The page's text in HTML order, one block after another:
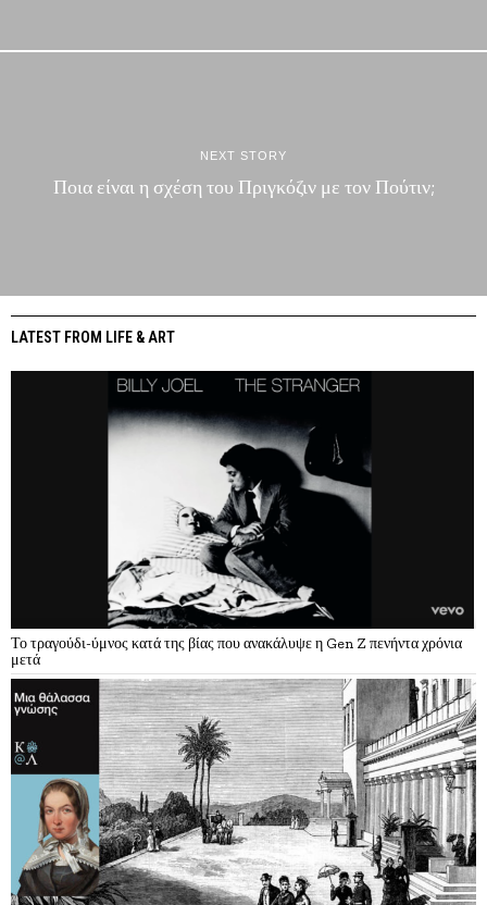
NEXT STORY
Ποια είναι η σχέση του Πριγκόζιν με τον Πούτιν;
LATEST FROM LIFE & ART
Το τραγούδι-ύμνος κατά της βίας που ανακάλυψε η Gen Z πενήντα χρόνια
μετά